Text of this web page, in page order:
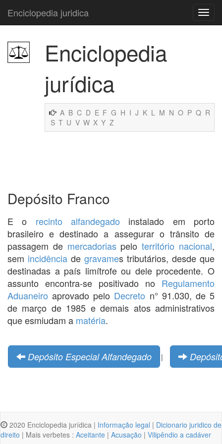
Enciclopedia juridica
Enciclopedia
jurídica
A B C D E F G H I J K L M N O P Q R
S T U V W X Y Z
Depósito Franco
E o recinto alfandegado instalado em porto
brasileiro e destinado a assegurar o trânsito de
passagem de mercadoriaspeloterritório nacional,
sem incidência de gravames tributários, desde que
destinadas a país limítrofe ou dele procedente. O
assunto encontra-se positivado no Regulamento
Aduaneiro aprovado pelo Decreto n° 91.030, de 5
de março de 1985 e demais atos administrativos
que esmiudam a matéria.
Depósito Especial Alfandegado |
2020 Enciclopedia jurídica | Informação legal | Dicionario juridico de
direito | Mais verbetes : Aceitante | Acusação | Vilipêndio a cadáver